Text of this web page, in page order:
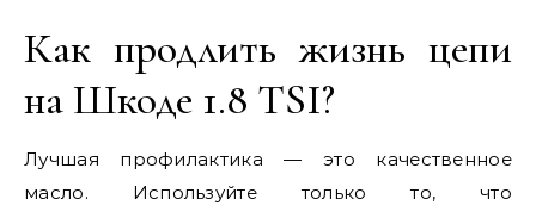
Как продлить жизнь цепи
на Шкоде 1.8 TSI?
Лучшая профилактика — это качественное
масло. Используйте только то, что